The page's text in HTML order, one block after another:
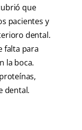
que
pacientes y
dental.
falta para
la boca.
dental.